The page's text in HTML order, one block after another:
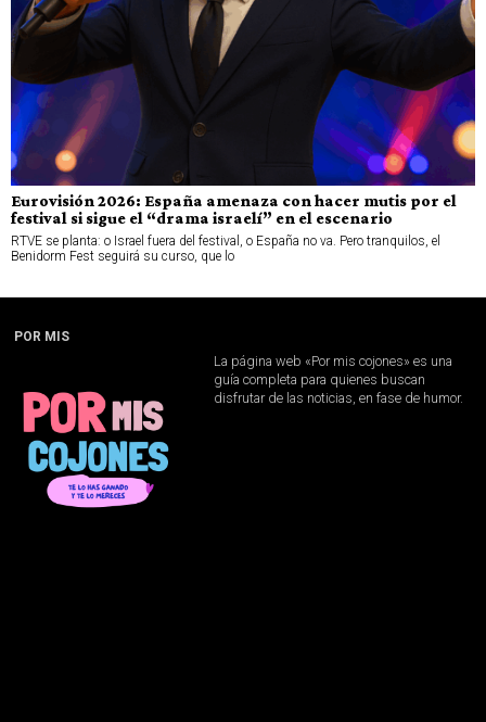
Eurovisión 2026: España amenaza con hacer mutis por el
festival si sigue el “drama israelí” en el escenario
RTVE se planta: o Israel fuera del festival, o España no va. Pero tranquilos, el
Benidorm Fest seguirá su curso, que lo
POR MIS
La página web «Por mis cojones» es una
guía completa para quienes buscan
disfrutar de las noticias, en fase de humor.